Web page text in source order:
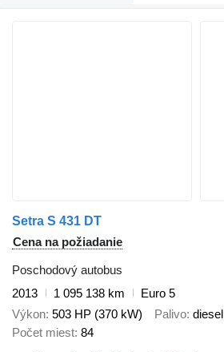
Setra S 431 DT
Cena na požiadanie
Poschodový autobus
2013
1 095 138 km
Euro 5
Výkon 503 HP (370 kW) Palivo diesel
Počet miest 84